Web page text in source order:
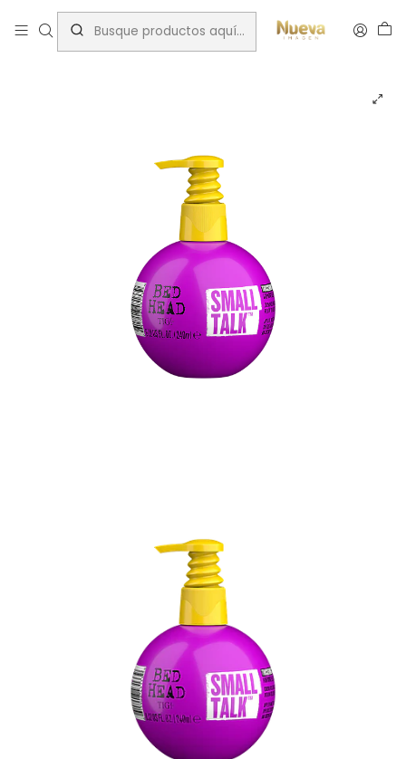
Inicio Tratamientos capilares Marcas TIGI/BED HEAD
BED HAED TIGI SMALL TALK CREMA VOLUMINIZADORA 240ML